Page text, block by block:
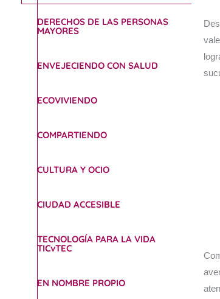
DERECHOS DE LAS PERSONAS
MAYORES
ENVEJECIENDO CON SALUD
ECOVIVIENDO
COMPARTIENDO
CULTURA Y OCIO
CIUDAD ACCESIBLE
TECNOLOGÍA PARA LA VIDA
TICvTEC
EN NOMBRE PROPIO